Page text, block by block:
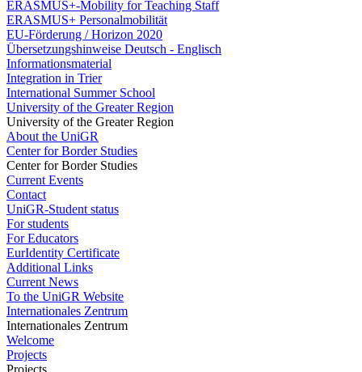
ERASMUS+-Mobility for Teaching Staff
ERASMUS+ Personalmobilität
EU-Förderung / Horizon 2020
Übersetzungshinweise Deutsch - Englisch
Informationsmaterial
Integration in Trier
International Summer School
University of the Greater Region
University of the Greater Region
About the UniGR
Center for Border Studies
Center for Border Studies
Current Events
Contact
UniGR-Student status
For students
For Educators
EurIdentity Certificate
Additional Links
Current News
To the UniGR Website
Internationales Zentrum
Internationales Zentrum
Welcome
Projects
Projects